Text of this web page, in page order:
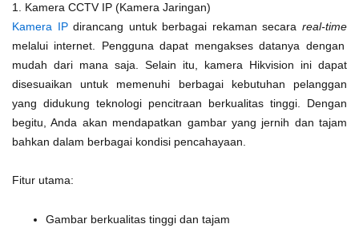
1. Kamera CCTV IP (Kamera Jaringan)
Kamera IPdirancang untuk berbagai rekaman secarareal-time
melalui internet. Pengguna dapat mengakses datanya dengan
mudah dari mana saja. Selain itu, kamera Hikvision ini dapat
disesuaikan untuk memenuhi berbagai kebutuhan pelanggan
yang didukung teknologi pencitraan berkualitas tinggi. Dengan
begitu, Anda akan mendapatkan gambar yang jernih dan tajam
bahkan dalam berbagai kondisi pencahayaan.
Fitur utama:
Gambar berkualitas tinggi dan tajam